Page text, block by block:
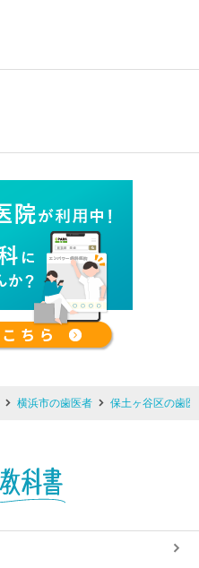
横浜市の歯医者 保土ヶ谷区の歯医